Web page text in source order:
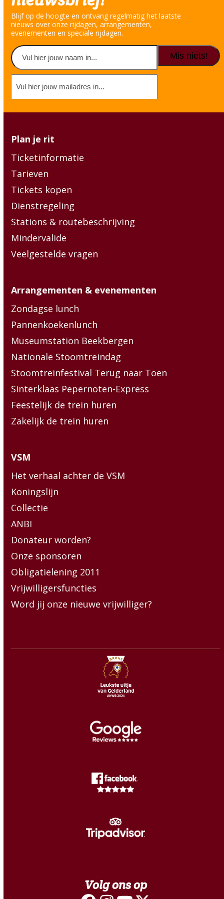
Blijf op de hoogte en ontvang regelmatig het laatste
nieuws over onze rijdagen, arrangementen,
evenementen en speciale rijdagen.
Naam
(Vereist)
Voornaam
mailadres
Plan je rit
Ticketinformatie
Tarieven
Tickets kopen
Dienstregeling
Stations & routebeschrijving
Mindervalide
Veelgestelde vragen
Arrangementen & evenementen
Zondagse lunch
Pannenkoekenlunch
Museumstation Beekbergen
Nationale Stoomtreindag
Stoomtreinfestival Terug naar Toen
Sinterklaas Pepernoten-Express
Feestelijk de trein huren
Zakelijk de trein huren
VSM
Het verhaal achter de VSM
Koningslijn
Collectie
ANBI
Donateur worden?
Onze sponsoren
Obligatielening 2011
Vrijwilligersfuncties
Word jij onze nieuwe vrijwilliger?
Volg ons op